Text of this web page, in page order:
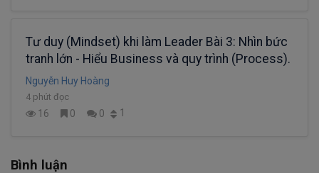
Tư duy (Mindset) khi làm Leader Bài 3: Nhìn bức
tranh lớn - Hiểu Business và quy trình (Process).
Nguyễn Huy Hoàng
4 phút đọc
16 0 0 1
Bình luận